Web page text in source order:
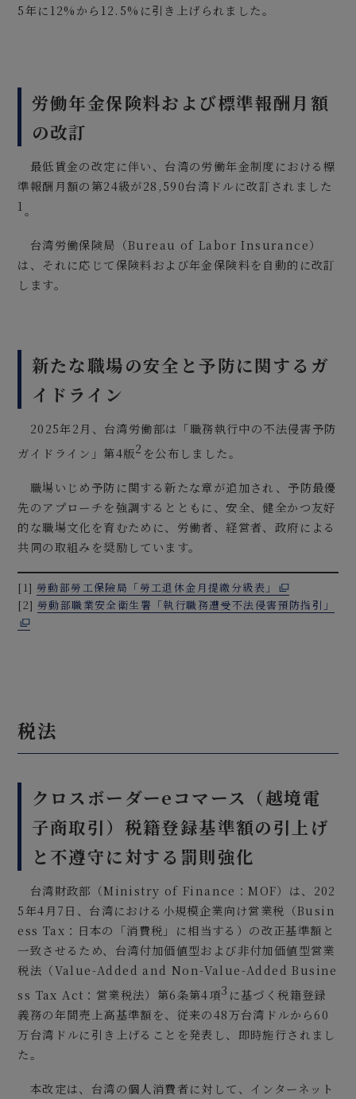
5年に12%から12.5%に引き上げられました。
労働年金保険料および標準報酬月額
の改訂
最低賃金の改定に伴い、台湾の労働年金制度における標
準報酬月額の第24級が28,590台湾ドルに改訂されました
1。
台湾労働保険局（Bureau of Labor Insurance）
は、それに応じて保険料および年金保険料を自動的に改訂
します。
新たな職場の安全と予防に関するガ
イドライン
2025年2月、台湾労働部は「職務執行中の不法侵害予防
ガイドライン」第4版2 を公布しました。
職場いじめ予防に関する新たな章が追加され、予防最優
先のアプローチを強調するとともに、安全、健全かつ友好
的な職場文化を育むために、労働者、経営者、政府による
共同の取組みを奨励しています。
[1] 勞動部勞工保險局「勞工退休金月提繳分級表」
[2] 勞動部職業安全衛生署「執行職務遭受不法侵害預防指引」
税法
クロスボーダーeコマース（越境電
子商取引）税籍登録基準額の引上げ
と不遵守に対する罰則強化
台湾財政部（Ministry of Finance：MOF）は、202
5年4月7日、台湾における小規模企業向け営業税（Busin
ess Tax：日本の「消費税」に相当する）の改正基準額と
一致させるため、台湾付加価値型および非付加価値型営業
税法（Value-Added and Non-Value-Added Busine
ss Tax Act：営業税法）第6条第4項3 に基づく税籍登録
義務の年間売上高基準額を、従来の48万台湾ドルから60
万台湾ドルに引き上げることを発表し、即時施行されまし
た。
本改定は、台湾の個人消費者に対して、インターネット